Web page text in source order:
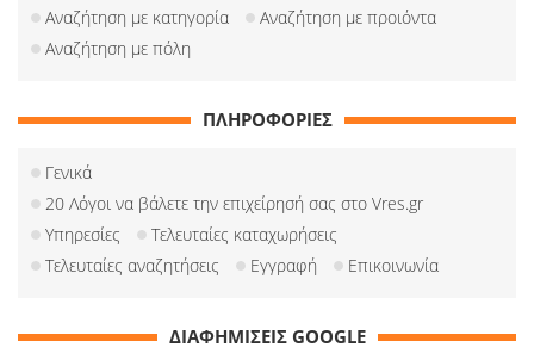
Αναζήτηση με κατηγορία
Αναζήτηση με προιόντα
Αναζήτηση με πόλη
ΠΛΗΡΟΦΟΡΙΕΣ
Γενικά
20 Λόγοι να βάλετε την επιχείρησή σας στο Vres.gr
Υπηρεσίες
Τελευταίες καταχωρήσεις
Τελευταίες αναζητήσεις
Εγγραφή Επικοινωνία
ΔΙΑΦΗΜΙΣΕΙΣ GOOGLE